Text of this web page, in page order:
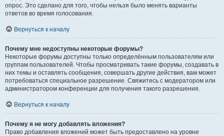
опрос. Это сделано для того, чтобы нельзя было менять варианты
ответов во время голосования.
Вернуться к началу
Почему мне недоступны некоторые форумы?
Некоторые форумы доступны только определённым пользователям или
группам пользователей. Чтобы просматривать такие форумы, создавать в
них темы и оставлять сообщения, совершать другие действия, вам может
потребоваться специальное разрешение. Свяжитесь с модератором или
администратором конференции для получения такого разрешения.
Вернуться к началу
Почему я не могу добавлять вложения?
Право добавления вложений может быть предоставлено на уровне